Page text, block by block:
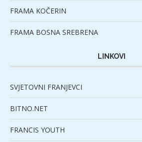
FRAMA KOČERIN
FRAMA BOSNA SREBRENA
LINKOVI
SVJETOVNI FRANJEVCI
BITNO.NET
FRANCIS YOUTH